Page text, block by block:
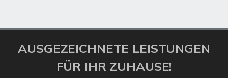
AUSGEZEICHNETE LEISTUNGEN
FÜR IHR ZUHAUSE!